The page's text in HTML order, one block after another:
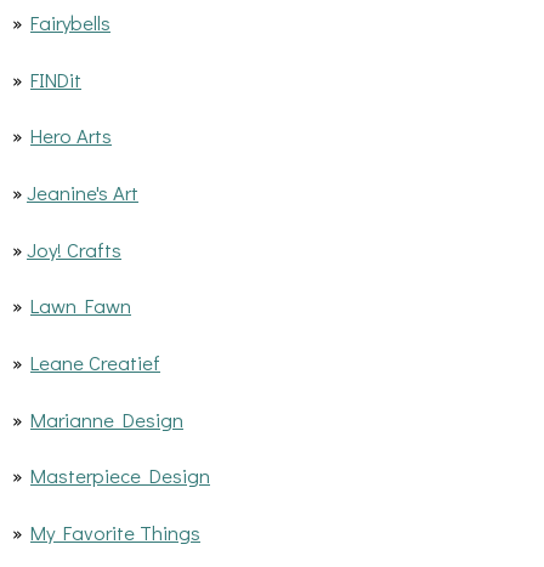
» Fairybells
» FINDit
» Hero Arts
»Jeanine's Art
»Joy! Crafts
» Lawn Fawn
» Leane Creatief
» Marianne Design
» Masterpiece Design
» My Favorite Things